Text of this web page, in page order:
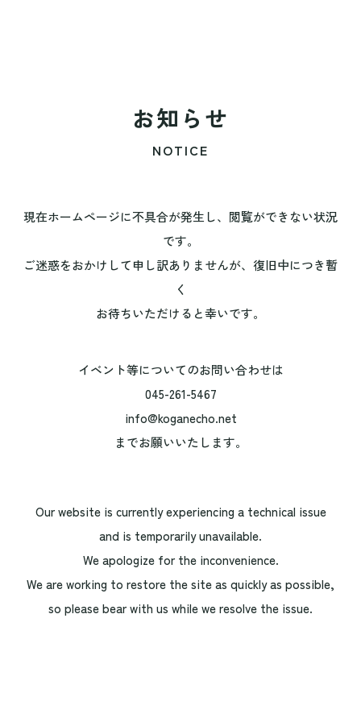
お知らせ
NOTICE
現在ホームページに不具合が発生し、閲覧ができない状況
です。
ご迷惑をおかけして申し訳ありませんが、復旧中につき暫
く
お待ちいただけると幸いです。
イベント等についてのお問い合わせは
045-261-5467
info@koganecho.net
までお願いいたします。
Our website is currently experiencing a technical issue
and is temporarily unavailable.
We apologize for the inconvenience.
We are working to restore the site as quickly as possible,
so please bear with us while we resolve the issue.